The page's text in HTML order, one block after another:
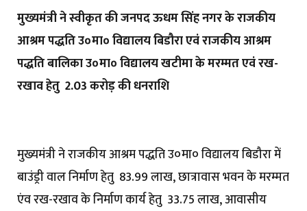
मुख्यमंत्री ने स्वीकृत की जनपद ऊधम सिंह नगर के राजकीय
आश्रम पद्धति उ०मा० विद्यालय बिडौरा एवं राजकीय आश्रम
पद्धति बालिका उ०मा० विद्यालय खटीमा के मरम्मत एवं रख-
रखाव हेतु ₹ 2.03 करोड़ की धनराशि
मुख्यमंत्री ने राजकीय आश्रम पद्धति उ०मा० विद्यालय बिडौरा में
बाउंड्री वाल निर्माण हेतु ₹ 83.99 लाख, छात्रावास भवन के मरम्मत
एंव रख-रखाव के निर्माण कार्य हेतु ₹ 33.75 लाख, आवासीय